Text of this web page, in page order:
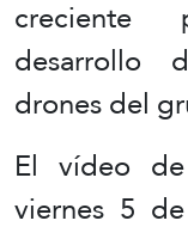
creciente
desarrollo
drones del
El vídeo
viernes 5